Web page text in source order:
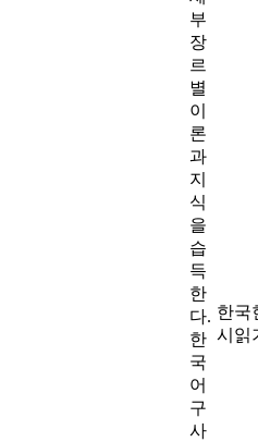
부
장
르
별
이
론
과
지
식
을
습
득
한
다.
한
국
어
구
사
한국
시읽